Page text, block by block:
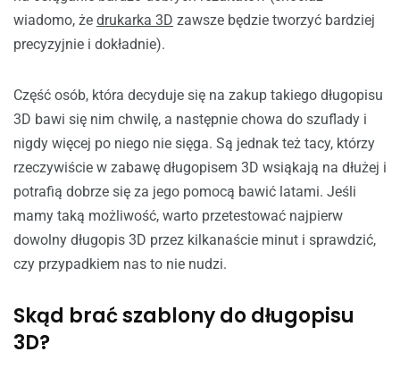
wiadomo, że drukarka 3D zawsze będzie tworzyć bardziej
precyzyjnie i dokładnie).
Część osób, która decyduje się na zakup takiego długopisu
3D bawi się nim chwilę, a następnie chowa do szuflady i
nigdy więcej po niego nie sięga. Są jednak też tacy, którzy
rzeczywiście w zabawę długopisem 3D wsiąkają na dłużej i
potrafią dobrze się za jego pomocą bawić latami. Jeśli
mamy taką możliwość, warto przetestować najpierw
dowolny długopis 3D przez kilkanaście minut i sprawdzić,
czy przypadkiem nas to nie nudzi.
Skąd brać szablony do długopisu
3D?